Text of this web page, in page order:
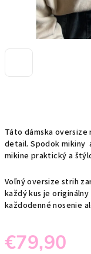
Táto dámska oversize
detail. Spodok mikiny
mikine praktický a
Voľný oversize strih
každý kus je
každodenné nosenie
€79,90